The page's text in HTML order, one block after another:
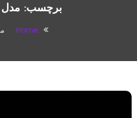
برچسب: مدل
Home